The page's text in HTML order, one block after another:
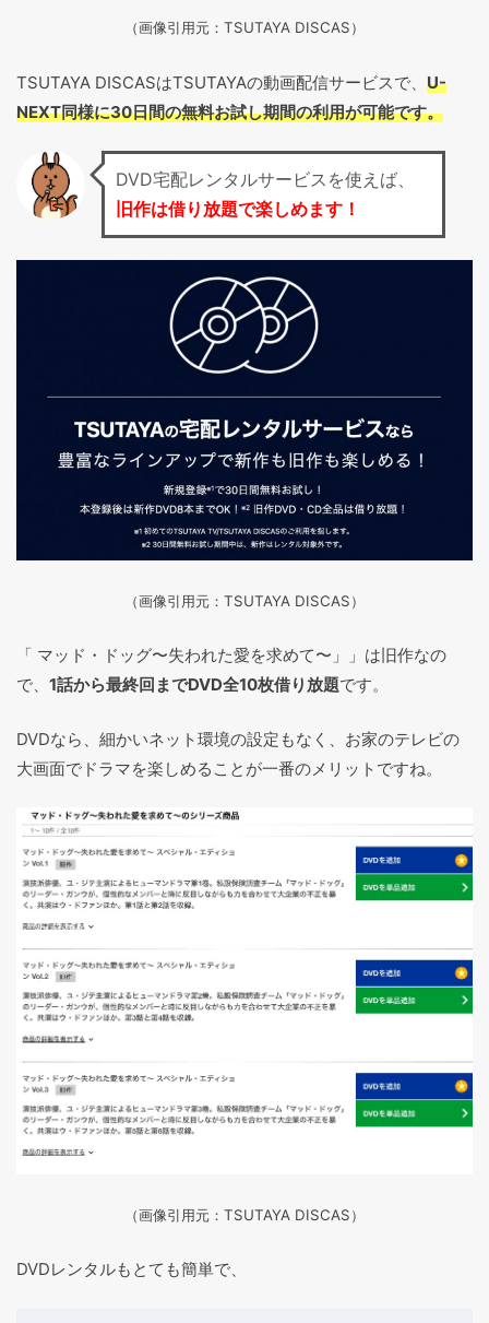
（画像引用元：TSUTAYA DISCAS）
TSUTAYA DISCASはTSUTAYAの動画配信サービスで、 U-
NEXT同様に30日間の無料お試し期間の利用が可能です。
DVD宅配レンタルサービスを使えば、
旧作は借り放題で楽しめます！
（画像引用元：TSUTAYA DISCAS）
「 マッド・ドッグ〜失われた愛を求めて〜」」は旧作なの
で、 1話から最終回までDVD全10枚借り放題です。
DVDなら、細かいネット環境の設定もなく、お家のテレビの
大画面でドラマを楽しめることが一番のメリットですね。
（画像引用元：TSUTAYA DISCAS）
DVDレンタルもとても簡単で、